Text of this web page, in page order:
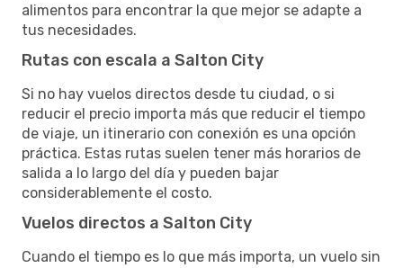
alimentos para encontrar la que mejor se adapte a
tus necesidades.
Rutas con escala a Salton City
Si no hay vuelos directos desde tu ciudad, o si
reducir el precio importa más que reducir el tiempo
de viaje, un itinerario con conexión es una opción
práctica. Estas rutas suelen tener más horarios de
salida a lo largo del día y pueden bajar
considerablemente el costo.
Vuelos directos a Salton City
Cuando el tiempo es lo que más importa, un vuelo sin